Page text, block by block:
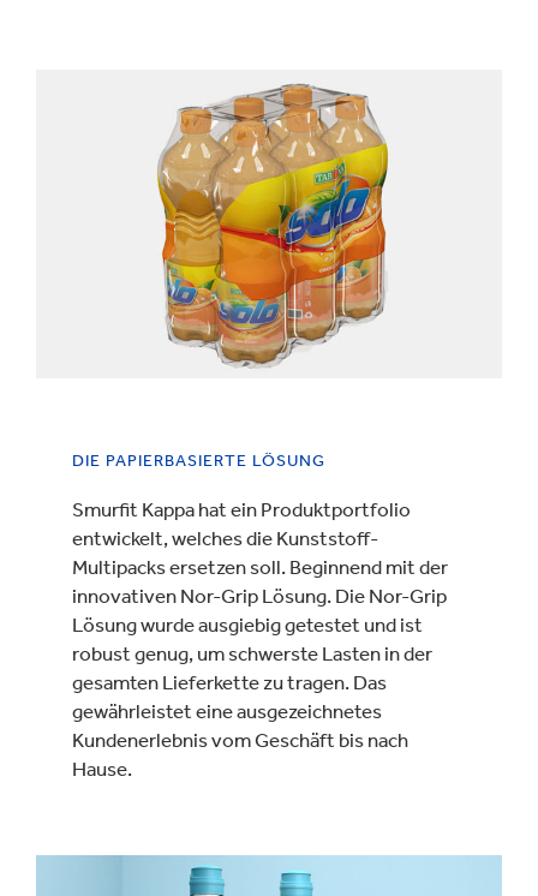
DIE PAPIERBASIERTE LÖSUNG
Smurfit Kappa hat ein Produktportfolio
entwickelt, welches die Kunststoff-
Multipacks ersetzen soll. Beginnend mit der
innovativen Nor-Grip Lösung. Die Nor-Grip
Lösung wurde ausgiebig getestet und ist
robust genug, um schwerste Lasten in der
gesamten Lieferkette zu tragen. Das
gewährleistet eine ausgezeichnetes
Kundenerlebnis vom Geschäft bis nach
Hause.